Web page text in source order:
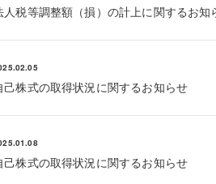
人税等調整額（損）の計上に関するお知
己株式の取得状況に関するお知らせ
己株式の取得状況に関するお知らせ